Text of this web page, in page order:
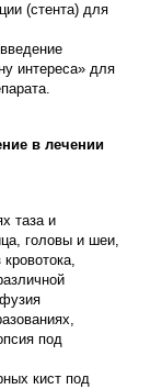
(стента) для
интереса» для
в лечении
таза и
головы и шеи,
под
кист под